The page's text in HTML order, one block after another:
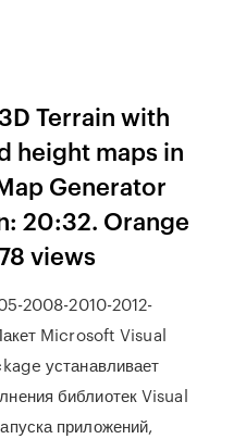
Terrain with
height maps in
Generator
20:32. Orange
views
2008-2010-2012-
Microsoft Visual
устанавливает
библиотек Visual
приложений,